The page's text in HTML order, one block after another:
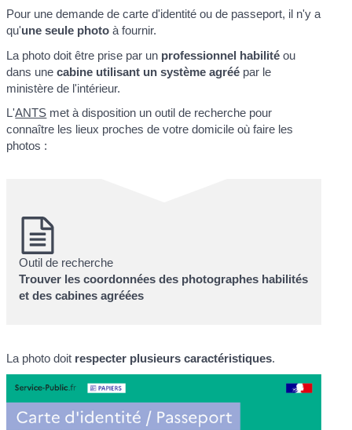
Pour une demande de carte d'identité ou de passeport, il n'y a
qu'une seule photo à fournir.
La photo doit être prise par un professionnel habilité ou
dans unecabine utilisant un système agréé par le
ministère de l'intérieur.
L'ANTS met à disposition un outil de recherche pour
connaître les lieux proches de votre domicile où faire les
photos :
Outil de recherche
Trouver les coordonnées des photographes habilités
et des cabines agréées
La photo doit respecter plusieurs caractéristiques.